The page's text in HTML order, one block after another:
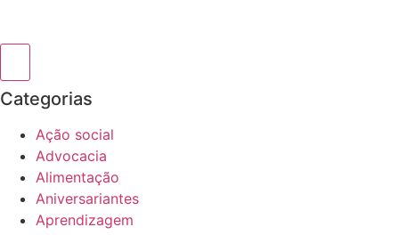
Categorias
Ação social
Advocacia
Alimentação
Aniversariantes
Aprendizagem